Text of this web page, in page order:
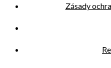
Zásady